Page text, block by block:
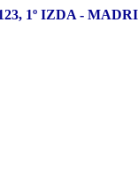
1º IZDA -